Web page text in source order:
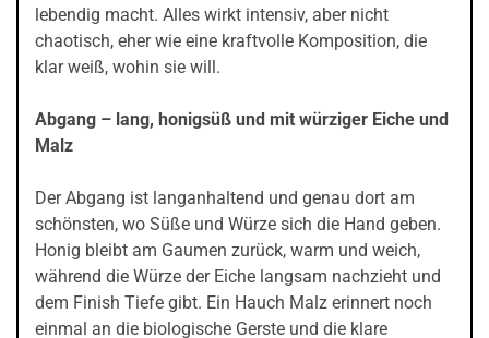
lebendig macht. Alles wirkt intensiv, aber nicht
chaotisch, eher wie eine kraftvolle Komposition, die
klar weiß, wohin sie will.
Abgang – lang, honigsüß und mit würziger Eiche und
Malz
Der Abgang ist langanhaltend und genau dort am
schönsten, wo Süße und Würze sich die Hand geben.
Honig bleibt am Gaumen zurück, warm und weich,
während die Würze der Eiche langsam nachzieht und
dem Finish Tiefe gibt. Ein Hauch Malz erinnert noch
einmal an die biologische Gerste und die klare